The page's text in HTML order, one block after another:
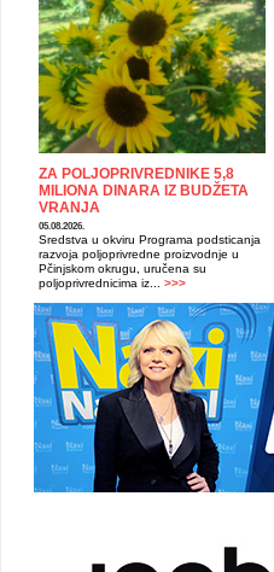
ZA POLJOPRIVREDNIKE 5,8
MILIONA DINARA IZ BUDŽETA
VRANJA
05.08.2026.
Sredstva u okviru Programa podsticanja
razvoja poljoprivredne proizvodnje u
Pčinjskom okrugu, uručena su
poljoprivrednicima iz... >>>